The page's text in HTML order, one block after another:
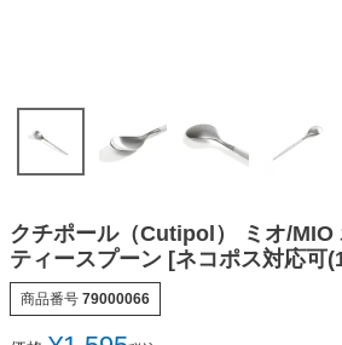
クチポール（Cutipol） ミオ/MIO
ティースプーン [ネコポス対応可
商品番号 79000066